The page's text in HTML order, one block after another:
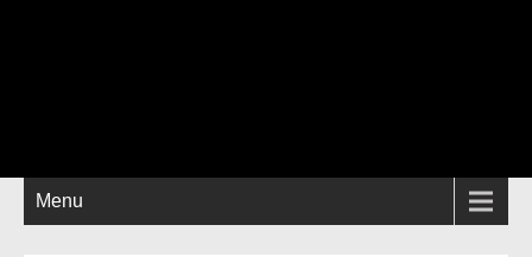
Menu